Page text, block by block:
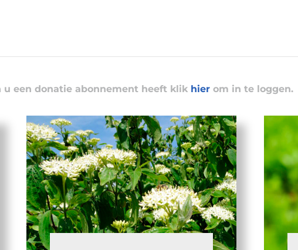
u een donatie abonnement heeft klik hierom in te loggen.